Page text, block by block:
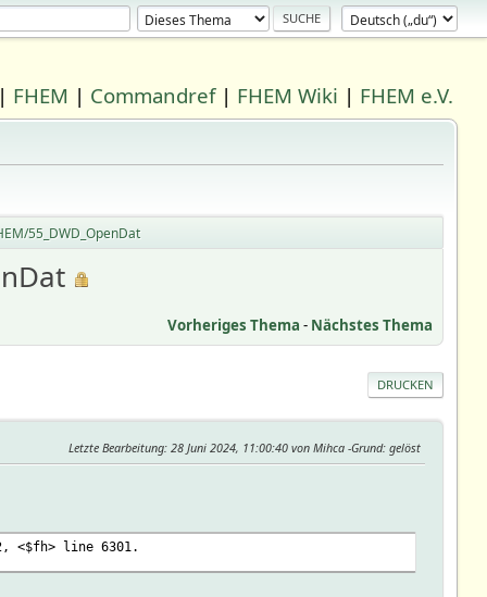
FHEM | Commandref| FHEM Wiki | FHEM e.V.
55_DWD_OpenDat
Vorheriges Thema - Nächstes Thema
DRUCKEN
Letzte Bearbeitung: 28 Juni 2024, 11:00:40 von Mihca Grund: gelöst
<$fh> line 6301.